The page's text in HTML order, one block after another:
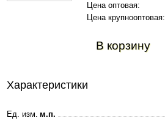
Цена оптовая:
Цена крупнооптовая:
В корзину
Характеристики
Ед. изм. м.п.